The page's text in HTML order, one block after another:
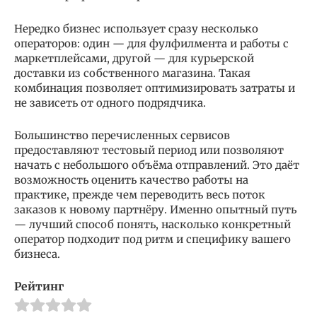
Нередко бизнес использует сразу несколько
операторов: один — для фулфилмента и работы с
маркетплейсами, другой — для курьерской
доставки из собственного магазина. Такая
комбинация позволяет оптимизировать затраты и
не зависеть от одного подрядчика.
Большинство перечисленных сервисов
предоставляют тестовый период или позволяют
начать с небольшого объёма отправлений. Это даёт
возможность оценить качество работы на
практике, прежде чем переводить весь поток
заказов к новому партнёру. Именно опытный путь
— лучший способ понять, насколько конкретный
оператор подходит под ритм и специфику вашего
бизнеса.
Рейтинг